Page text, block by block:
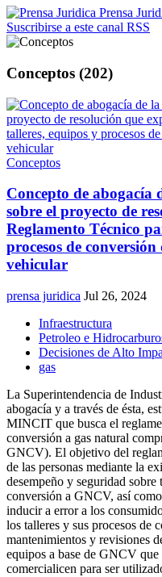
Prensa
Suscribirse a este canal RSS
Conceptos (202)
Conceptos
Concepto de abogacía
sobre el proyecto de
Reglamento Técnico
procesos de
vehicular
prensa juridica Jul 26, 2024
Infraestructura
Petroleo e
Decisiones de Alto
gas
La Superintendencia de
abogacía y a través de ésta,
MINCIT que busca el
conversión a gas natural
GNCV). El objetivo del
de las personas mediante la
desempeño y seguridad
conversión a GNCV, así
inducir a error a los
los talleres y sus procesos de
mantenimientos y revisiones
equipos a base de GNCV
comercialicen para ser